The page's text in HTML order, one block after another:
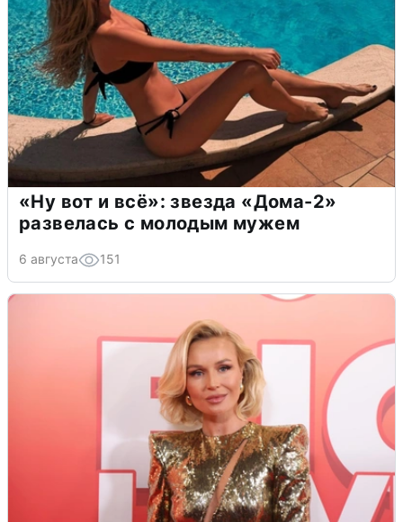
«Ну вот и всё»: звезда «Дома-2»
развелась с молодым мужем
6 августа 151